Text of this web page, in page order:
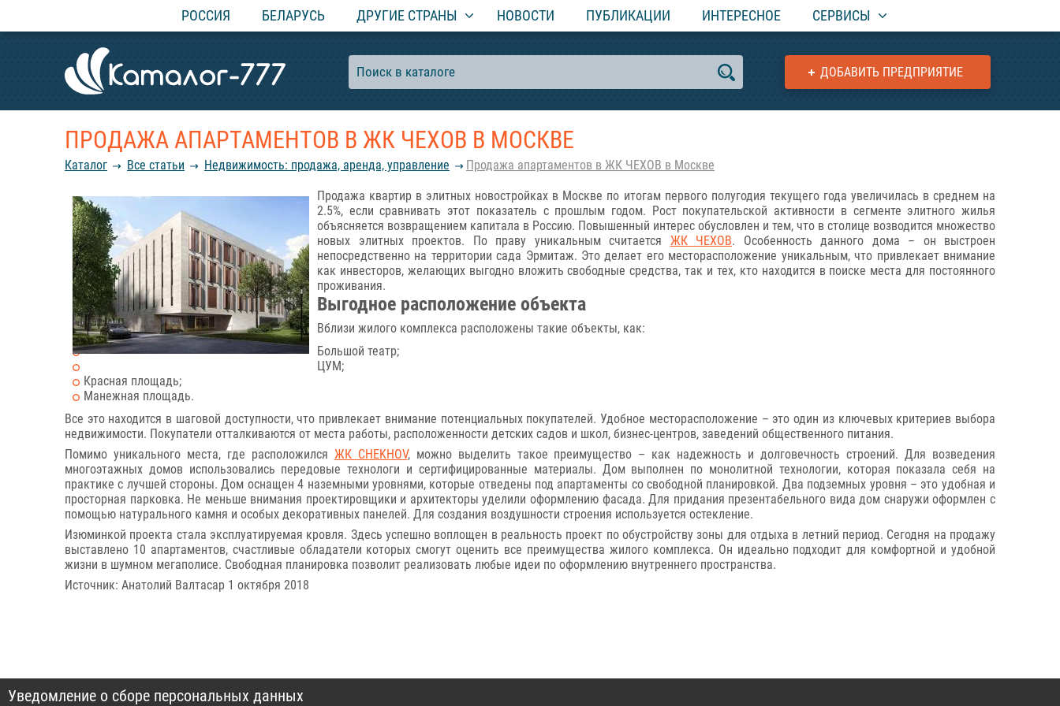
РОССИЯ БЕЛАРУСЬ ДРУГИЕ СТРАНЫ НОВОСТИ ПУБЛИКАЦИИ ИНТЕРЕСНОЕ СЕРВИСЫ
ДОБАВИТЬ ПРЕДПРИЯТИЕ
ПРОДАЖА АПАРТАМЕНТОВ В ЖК ЧЕХОВ В МОСКВЕ
Каталог Все статьи Недвижимость: продажа, аренда, управление Продажа апартаментов в ЖК ЧЕХОВ в Москве
Продажа квартир в элитных новостройках в Москве по итогам первого полугодия текущего года увеличилась в среднем на
2.5%, если сравнивать этот показатель с прошлым годом. Рост покупательской активности в сегменте элитного жилья
объясняется возвращением капитала в Россию. Повышенный интерес обусловлен и тем, что в столице возводится множество
новых элитных проектов. По праву уникальным считается ЖК ЧЕХОВ. Особенность данного дома – он выстроен
непосредственно на территории сада Эрмитаж. Это делает его месторасположение уникальным, что привлекает внимание
как инвесторов, желающих выгодно вложить свободные средства, так и тех, кто находится в поиске места для постоянного
проживания.
Выгодное расположение объекта
Вблизи жилого комплекса расположены такие объекты, как:
Большой театр;
ЦУМ;
Красная площадь;
Манежная площадь.
Все это находится в шаговой доступности, что привлекает внимание потенциальных покупателей. Удобное месторасположение – это один из ключевых критериев выбора
недвижимости. Покупатели отталкиваются от места работы, расположенности детских садов и школ, бизнес-центров, заведений общественного питания.
Помимо уникального места, где расположился ЖК CHEKHOV, можно выделить такое преимущество – как надежность и долговечность строений. Для возведения
многоэтажных домов использовались передовые технологи и сертифицированные материалы. Дом выполнен по монолитной технологии, которая показала себя на
практике с лучшей стороны. Дом оснащен 4 наземными уровнями, которые отведены под апартаменты со свободной планировкой. Два подземных уровня – это удобная и
просторная парковка. Не меньше внимания проектировщики и архитекторы уделили оформлению фасада. Для придания презентабельного вида дом снаружи оформлен с
помощью натурального камня и особых декоративных панелей. Для создания воздушности строения используется остекление.
Изюминкой проекта стала эксплуатируемая кровля. Здесь успешно воплощен в реальность проект по обустройству зоны для отдыха в летний период. Сегодня на продажу
выставлено 10 апартаментов, счастливые обладатели которых смогут оценить все преимущества жилого комплекса. Он идеально подходит для комфортной и удобной
жизни в шумном мегаполисе. Свободная планировка позволит реализовать любые идеи по оформлению внутреннего пространства.
Источник: Анатолий Валтасар 1 октября 2018
Уведомление о сборе персональных данных